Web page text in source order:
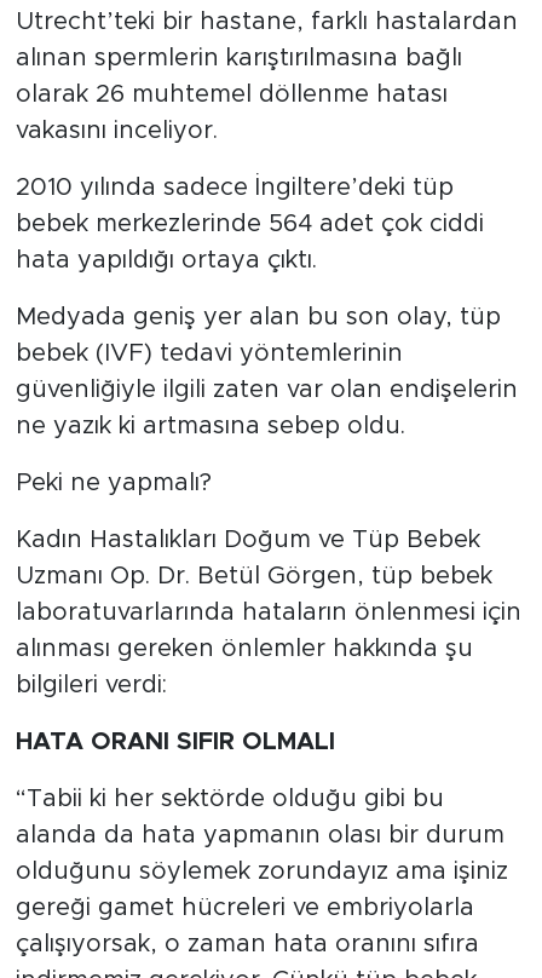
Utrecht’teki bir hastane, farklı hastalardan
alınan spermlerin karıştırılmasına bağlı
olarak 26 muhtemel döllenme hatası
vakasını inceliyor.
2010 yılında sadece İngiltere’deki tüp
bebek merkezlerinde 564 adet çok ciddi
hata yapıldığı ortaya çıktı.
Medyada geniş yer alan bu son olay, tüp
bebek (IVF) tedavi yöntemlerinin
güvenliğiyle ilgili zaten var olan endişelerin
ne yazık ki artmasına sebep oldu.
Peki ne yapmalı?
Kadın Hastalıkları Doğum ve Tüp Bebek
Uzmanı Op. Dr. Betül Görgen, tüp bebek
laboratuvarlarında hataların önlenmesi için
alınması gereken önlemler hakkında şu
bilgileri verdi:
HATA ORANI SIFIR OLMALI
“Tabii ki her sektörde olduğu gibi bu
alanda da hata yapmanın olası bir durum
olduğunu söylemek zorundayız ama işiniz
gereği gamet hücreleri ve embriyolarla
çalışıyorsak, o zaman hata oranını sıfıra